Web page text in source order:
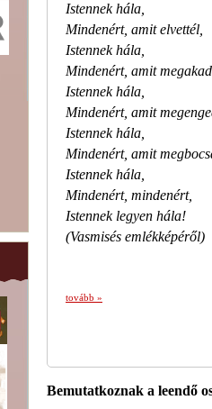
Istennek hála,
Mindenért, amit elvettél,
Istennek hála,
Mindenért, amit
Istennek hála,
Mindenért, amit
Istennek hála,
Mindenért, amit
Istennek hála,
Mindenért, mindenért,
Istennek legyen hála!
(Vasmisés emlékképéről)
tovább »
Bemutatkoznak a leendő